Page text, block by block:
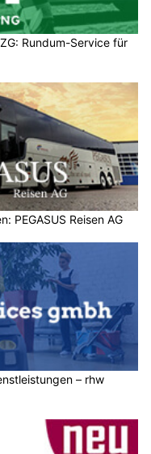
Rundum-Service für
PEGASUS Reisen AG
– rhw